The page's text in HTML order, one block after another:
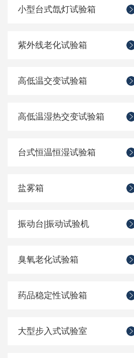
小型台式氙灯试验箱
紫外线老化试验箱
高低温交变试验箱
高低温湿热交变试验箱
台式恒温恒湿试验箱
盐雾箱
振动台|振动试验机
臭氧老化试验箱
药品稳定性试验箱
大型步入式试验室